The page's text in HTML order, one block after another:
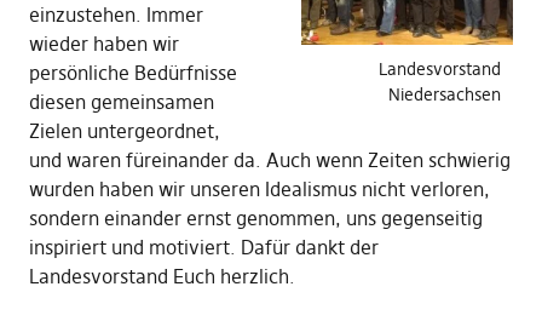
Landesvorstand
Niedersachsen
einzustehen. Immer
wieder haben wir
persönliche Bedürfnisse
diesen gemeinsamen
Zielen untergeordnet,
und waren füreinander da. Auch wenn Zeiten schwierig
wurden haben wir unseren Idealismus nicht verloren,
sondern einander ernst genommen, uns gegenseitig
inspiriert und motiviert. Dafür dankt der
Landesvorstand Euch herzlich.